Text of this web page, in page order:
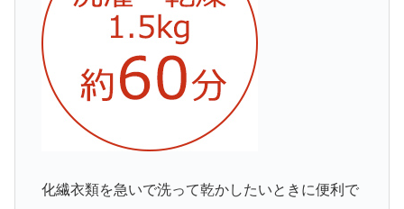
化繊衣類を急いで洗って乾かしたいときに便利で